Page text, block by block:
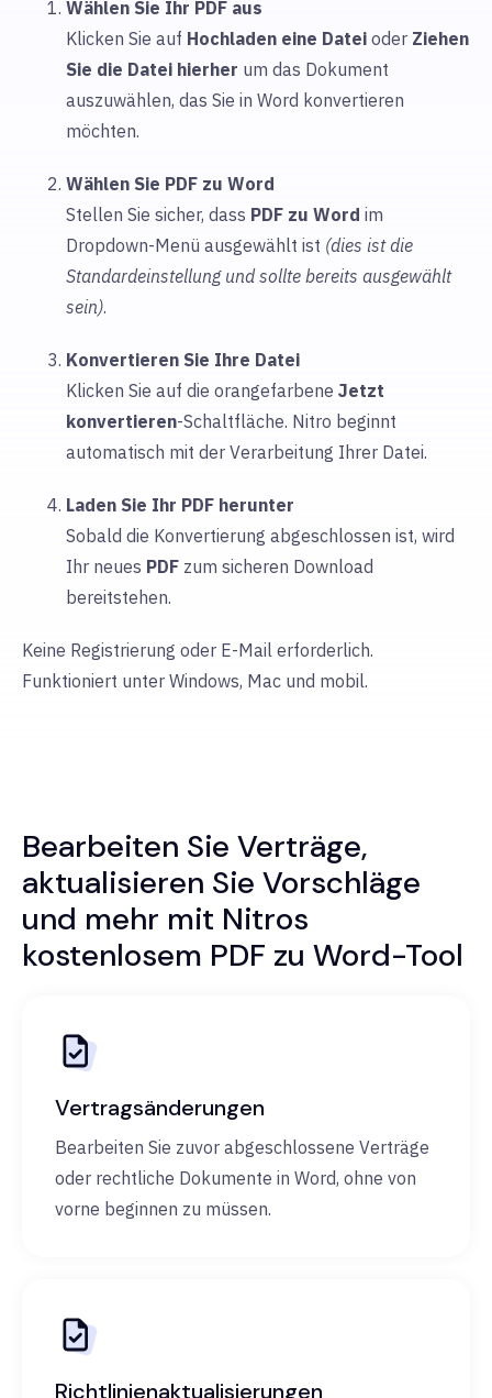
Wählen Sie Ihr PDF aus
Klicken Sie auf Hochladen eine Datei oder Ziehen
Sie die Datei hierher um das Dokument
auszuwählen, das Sie in Word konvertieren
möchten.
Wählen Sie PDF zu Word
Stellen Sie sicher, dass PDF zu Word im
Dropdown-Menü ausgewählt ist (dies ist die
Standardeinstellung und sollte bereits ausgewählt
sein).
Konvertieren Sie Ihre Datei
Klicken Sie auf die orangefarbene Jetzt
konvertieren-Schaltfläche. Nitro beginnt
automatisch mit der Verarbeitung Ihrer Datei.
Laden Sie Ihr PDF herunter
Sobald die Konvertierung abgeschlossen ist, wird
Ihr neues PDF zum sicheren Download
bereitstehen.
Keine Registrierung oder E-Mail erforderlich.
Funktioniert unter Windows, Mac und mobil.
Bearbeiten Sie Verträge,
aktualisieren Sie Vorschläge
und mehr mit Nitros
kostenlosem PDF zu Word-Tool
Vertragsänderungen
Bearbeiten Sie zuvor abgeschlossene Verträge
oder rechtliche Dokumente in Word, ohne von
vorne beginnen zu müssen.
Richtlinienaktualisierungen